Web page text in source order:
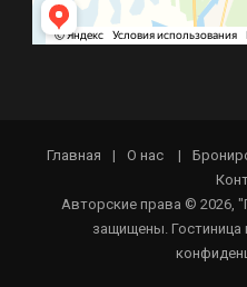
Главная | О нас |
Авторские права © 2026,
защищены. Гостиница